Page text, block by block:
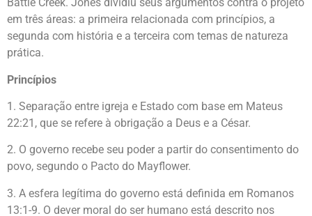
em três áreas: a primeira relacionada com princípios, a
segunda com história e a terceira com temas de natureza
prática.
Princípios
1. Separação entre igreja e Estado com base em Mateus
22:21, que se refere à obrigação a Deus e a César.
2. O governo recebe seu poder a partir do consentimento do
povo, segundo o Pacto do Mayflower.
3. A esfera legítima do governo está definida em Romanos
13:1-9. O dever moral do ser humano está descrito nos